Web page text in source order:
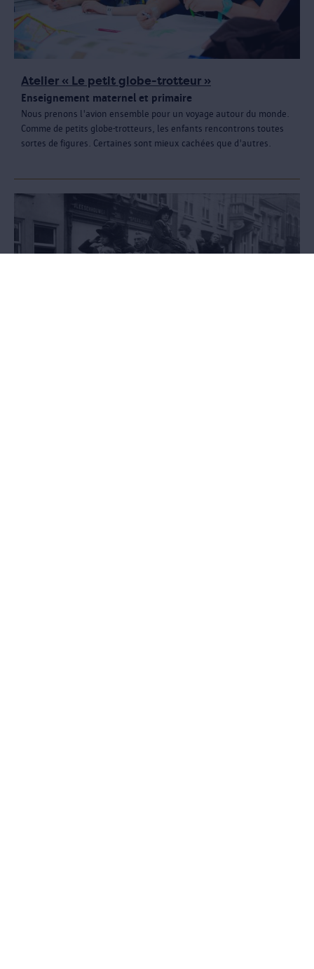
Atelier « Le petit globe-trotteur »
Enseignement maternel et primaire
Nous prenons l'avion ensemble pour un voyage autour du monde.
Comme de petits globe-trotteurs, les enfants rencontrons toutes
sortes de figures. Certaines sont mieux cachées que d'autres.